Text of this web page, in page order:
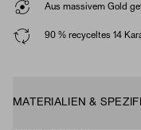
Aus massivem Gold
90 % recyceltes 14
MATERIALIEN &